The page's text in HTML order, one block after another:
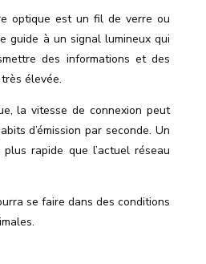
optique est un fil de verre ou
guide à un signal lumineux qui
des informations et des
élevée.
la vitesse de connexion peut
d’émission par seconde. Un
rapide que l’actuel réseau
se faire dans des conditions